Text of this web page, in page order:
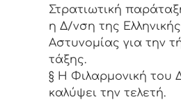
Στρατιωτική
η Δ/νση της Ελληνικής
Αστυνομίας για την
τάξης.
§ Η Φιλαρμονική του
καλύψει την τελετή.